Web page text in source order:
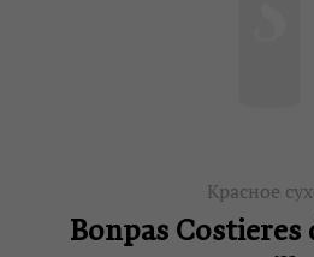
Красное
Bonpas Costieres